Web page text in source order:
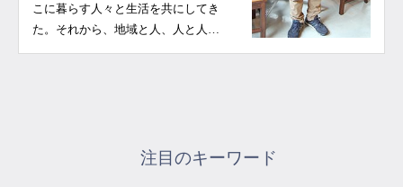
こに暮らす人々と生活を共にしてき
た。それから、地域と人、人と人…
注目のキーワード